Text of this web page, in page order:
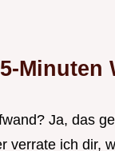
Minuten
Ja, das
verrate ich dir,